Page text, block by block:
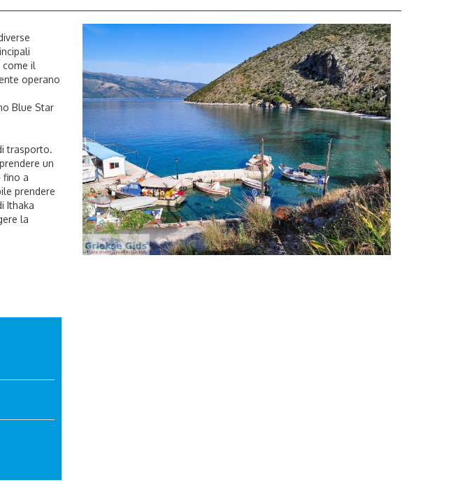
come il
operano
Blue Star
trasporto.
un
fino a
prendere
Ithaka
la